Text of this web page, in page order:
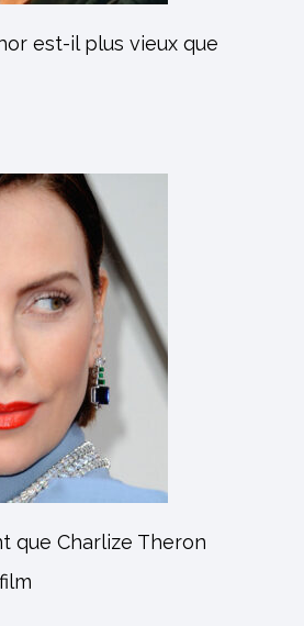
est-il plus vieux que
que Charlize Theron